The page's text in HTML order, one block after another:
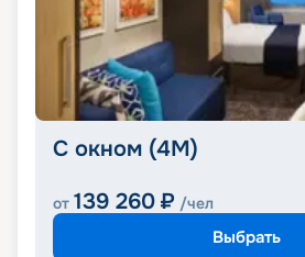
С окном (4M)
от 139 260 ₽ /чел
Выбрать